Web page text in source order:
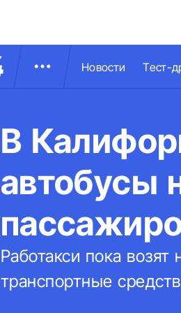
Новости Тест-
В
автобусы
Работакси пока
транспортные